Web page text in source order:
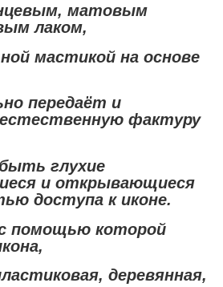
матовым
лаком,
мастикой на основе
передаёт и
фактуру
глухие
и открывающиеся
доступа к иконе.
помощью которой
деревянная,